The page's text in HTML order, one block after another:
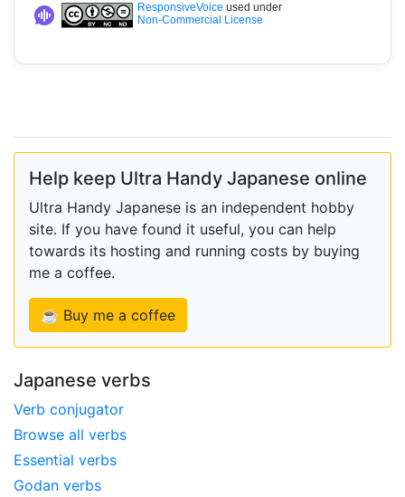
ResponsiveVoice used under
Non-Commercial License
Help keep Ultra Handy Japanese online
Ultra Handy Japanese is an independent hobby
site. If you have found it useful, you can help
towards its hosting and running costs by buying
me a coffee.
☕ Buy me a coffee
Japanese verbs
Verb conjugator
Browse all verbs
Essential verbs
Godan verbs